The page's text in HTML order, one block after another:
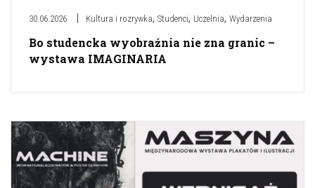
30.06.2026 Kultura i rozrywka, Studenci, Uczelnia, Wydarzenia
Bo studencka wyobraźnia nie zna granic –
wystawa IMAGINARIA